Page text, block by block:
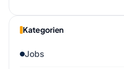
Kategorien
Jobs